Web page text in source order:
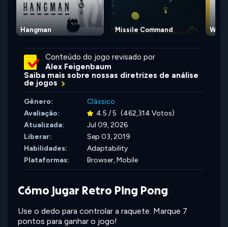
Hangman Missile Command
Conteúdo do jogo revisado por
Alex Feigenbaum
Saiba mais sobre nossas diretrizes de análise
de jogos
Gênero:
Clássico
Avaliação:
4.5 / 5 (462,314 Votos)
Atualizada:
Jul 09, 2026
Liberar:
Sep 03, 2019
Habilidades:
Adaptability
Plataformas:
Browser, Mobile
Cómo jugar Retro Ping Pong
Use o dedo para controlar a raquete. Marque 7
pontos para ganhar o jogo!